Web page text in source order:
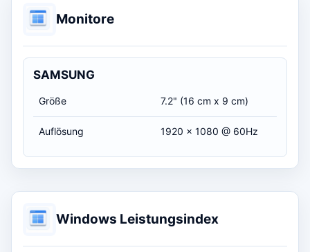
Monitore
SAMSUNG
Größe 7.2" (16 cm x 9 cm)
Auflösung 1920 x 1080 @ 60Hz
Windows Leistungsindex